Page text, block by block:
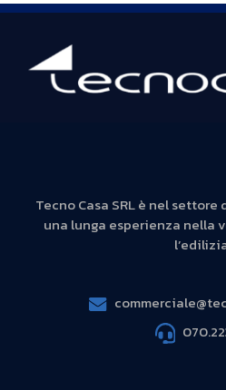
Tecno Casa SRL è nel
una lunga esperienza nella